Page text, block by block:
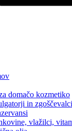
domačo kozmetiko
in zgoščevalci
vlažilci,